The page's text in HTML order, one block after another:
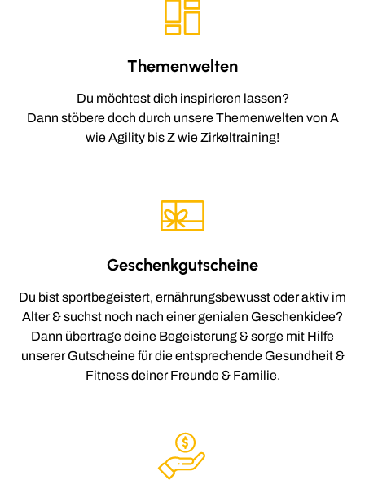
Themenwelten
Du möchtest dich inspirieren lassen?
Dann stöbere doch durch unsere Themenwelten von A
wie Agility bis Z wie Zirkeltraining!
Geschenkgutscheine
Du bist sportbegeistert, ernährungsbewusst oder aktiv im
Alter & suchst noch nach einer genialen Geschenkidee?
Dann übertrage deine Begeisterung & sorge mit Hilfe
unserer Gutscheine für die entsprechende Gesundheit &
Fitness deiner Freunde & Familie.